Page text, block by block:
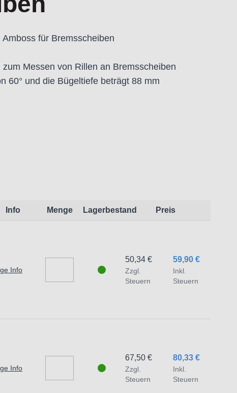
für Bremsscheiben
Messen von Rillen an Bremsscheiben
60° und die Bügeltiefe beträgt 88 mm
geeignet.
1,7051 HR Varsseveld/ Netherlands,
Info Menge Lagerbestand Preis
Info
59,90 €
Inkl.
Steuern
50,34 €
Zzgl.
Steuern
Info
80,33 €
Inkl.
Steuern
67,50 €
Zzgl.
Steuern